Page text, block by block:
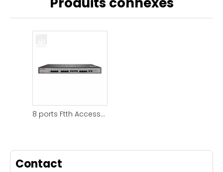
8 ports Ftth Access Epon OLT noir
Contact